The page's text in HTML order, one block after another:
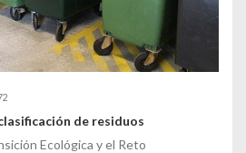
de residuos
Ecológica y el Reto